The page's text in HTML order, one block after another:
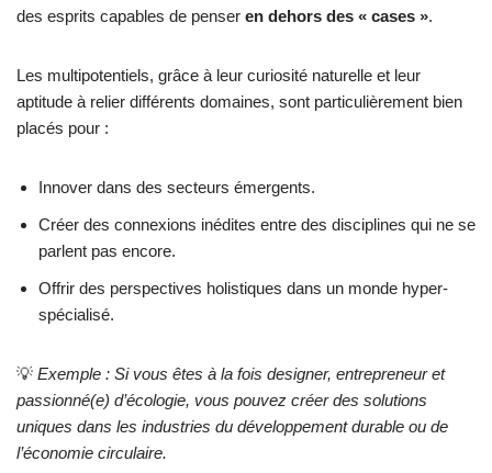
des esprits capables de penser en dehors des « cases ».
Les multipotentiels, grâce à leur curiosité naturelle et leur
aptitude à relier différents domaines, sont particulièrement bien
placés pour :
Innover dans des secteurs émergents.
Créer des connexions inédites entre des disciplines qui ne se
parlent pas encore.
Offrir des perspectives holistiques dans un monde hyper-
spécialisé.
💡 Exemple : Si vous êtes à la fois designer, entrepreneur et
passionné(e) d’écologie, vous pouvez créer des solutions
uniques dans les industries du développement durable ou de
l’économie circulaire.